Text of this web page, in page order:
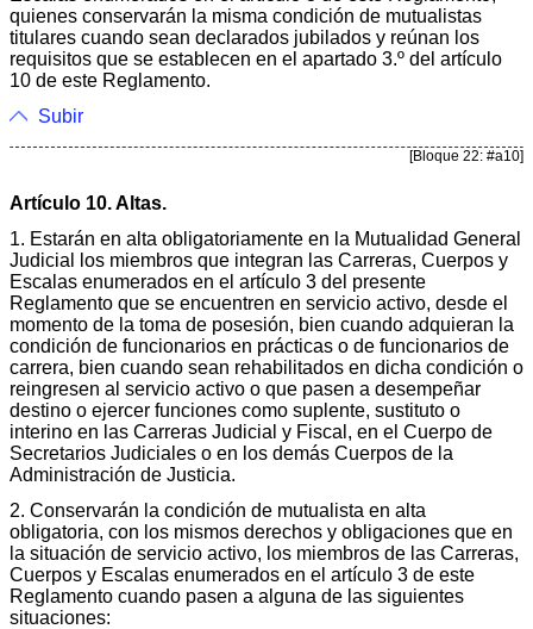
quienes conservarán la misma condición de mutualistas
titulares cuando sean declarados jubilados y reúnan los
requisitos que se establecen en el apartado 3.º del artículo
10 de este Reglamento.
Subir
[Bloque 22: #a10]
Artículo 10. Altas.
1. Estarán en alta obligatoriamente en la Mutualidad General
Judicial los miembros que integran las Carreras, Cuerpos y
Escalas enumerados en el artículo 3 del presente
Reglamento que se encuentren en servicio activo, desde el
momento de la toma de posesión, bien cuando adquieran la
condición de funcionarios en prácticas o de funcionarios de
carrera, bien cuando sean rehabilitados en dicha condición o
reingresen al servicio activo o que pasen a desempeñar
destino o ejercer funciones como suplente, sustituto o
interino en las Carreras Judicial y Fiscal, en el Cuerpo de
Secretarios Judiciales o en los demás Cuerpos de la
Administración de Justicia.
2. Conservarán la condición de mutualista en alta
obligatoria, con los mismos derechos y obligaciones que en
la situación de servicio activo, los miembros de las Carreras,
Cuerpos y Escalas enumerados en el artículo 3 de este
Reglamento cuando pasen a alguna de las siguientes
situaciones: